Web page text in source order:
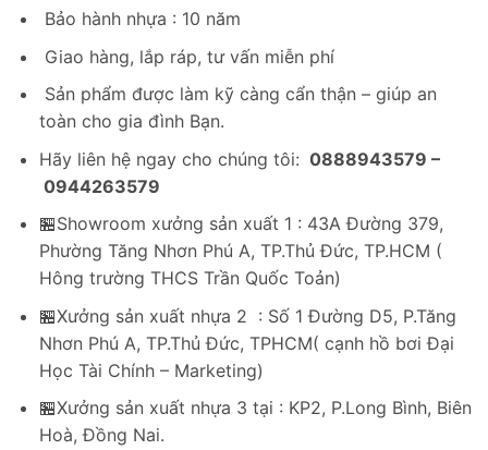
Bảo hành nhựa : 10 năm
Giao hàng, lắp ráp, tư vấn miễn phí
Sản phẩm được làm kỹ càng cẩn thận – giúp an
toàn cho gia đình Bạn.
Hãy liên hệ ngay cho chúng tôi: 0888943579 –
0944263579
🏪Showroom xưởng sản xuất 1 : 43A Đường 379,
Phường Tăng Nhơn Phú A, TP.Thủ Đức, TP.HCM (
Hông trường THCS Trần Quốc Toản)
🏪Xưởng sản xuất nhựa 2 : Số 1 Đường D5, P.Tăng
Nhơn Phú A, TP.Thủ Đức, TPHCM( cạnh hồ bơi Đại
Học Tài Chính – Marketing)
🏪Xưởng sản xuất nhựa 3 tại : KP2, P.Long Bình, Biên
Hoà, Đồng Nai.